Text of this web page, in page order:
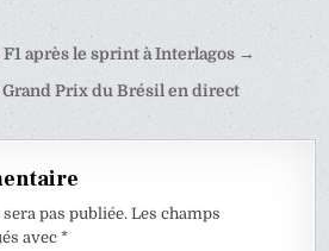
après le sprint à Interlagos →
Grand Prix du Brésil en direct
pas publiée. Les champs
avec*